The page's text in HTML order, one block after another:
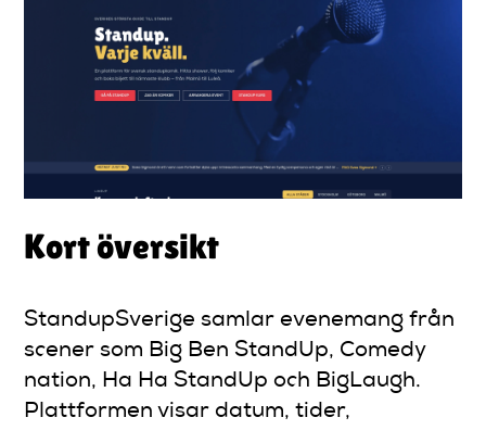
Kort översikt
StandupSverige samlar evenemang från
scener som Big Ben StandUp, Comedy
nation, Ha Ha StandUp och BigLaugh.
Plattformen visar datum, tider,